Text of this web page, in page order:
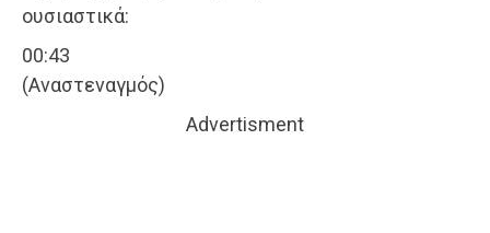
ουσιαστικά:
00:43
(Αναστεναγμός)
Advertisment